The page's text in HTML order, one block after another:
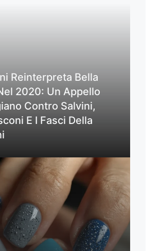
Reinterpreta Bella
2020: Un Appello
Contro Salvini,
E I Fasci Della